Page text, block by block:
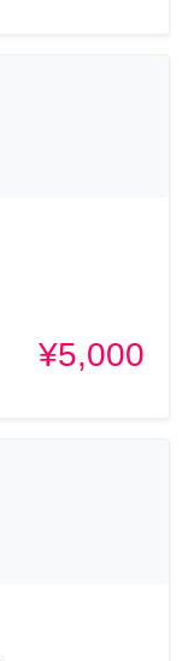
¥5,000